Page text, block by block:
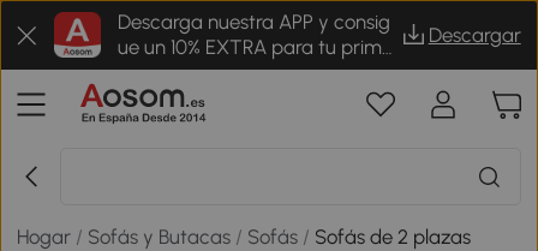
Descarga nuestra APP y consig
ue un 10% EXTRA para tu prime
r pedido
Descargar
Hogar / Sofás y Butacas / Sofás / Sofás de 2 plazas